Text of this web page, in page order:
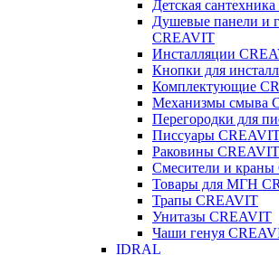
Детская
Душевые панели и
CREAVIT
Инсталляции
Кнопки для
Комплектующие
Механизмы смыва
Перегородки для
Писсуары
Раковины CREAVIT
Смесители и
Товары для МГН
Трапы CREAVIT
Унитазы CREAVIT
Чаши генуя
IDRAL